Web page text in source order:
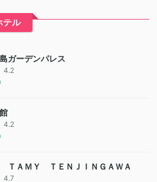
テル
ガーデンパレス
4.2
4.2
ＴＡＭＹ ＴＥＮＪＩＮＧＡＷＡ
4.7